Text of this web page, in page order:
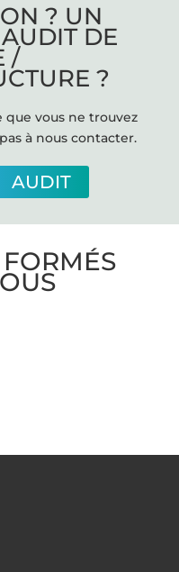
? UN
DE
/
?
que vous ne trouvez
à nous contacter.
AUDIT